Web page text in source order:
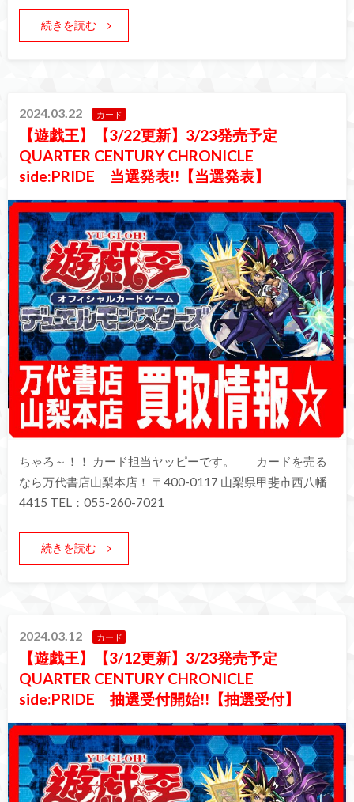
続きを読む
2024.03.22 カード
【遊戯王】【3/22更新】3/23発売予定
QUARTER CENTURY CHRONICLE
side:PRIDE 当選発表!!【当選発表】
ちゃろ～！！ カード担当ヤッピーです。 カードを売る
なら万代書店山梨本店！ 〒400-0117 山梨県甲斐市西八幡
4415 TEL：055-260-7021
続きを読む
2024.03.12 カード
【遊戯王】【3/12更新】3/23発売予定
QUARTER CENTURY CHRONICLE
side:PRIDE 抽選受付開始!!【抽選受付】